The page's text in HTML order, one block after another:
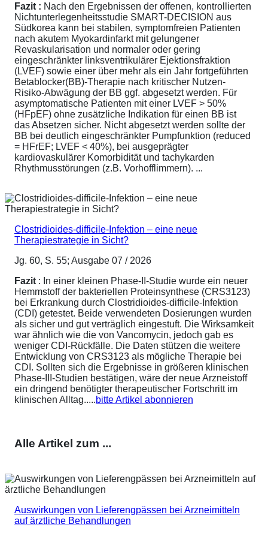
Fazit : Nach den Ergebnissen der offenen, kontrollierten
Nichtunterlegenheitsstudie SMART-DECISION aus
Südkorea kann bei stabilen, symptomfreien Patienten
nach akutem Myokardinfarkt mit gelungener
Revaskularisation und normaler oder gering
eingeschränkter linksventrikulärer Ejektionsfraktion
(LVEF) sowie einer über mehr als ein Jahr fortgeführten
Betablocker(BB)-Therapie nach kritischer Nutzen-
Risiko-Abwägung der BB ggf. abgesetzt werden. Für
asymptomatische Patienten mit einer LVEF > 50%
(HFpEF) ohne zusätzliche Indikation für einen BB ist
das Absetzen sicher. Nicht abgesetzt werden sollte der
BB bei deutlich eingeschränkter Pumpfunktion (reduced
= HFrEF; LVEF < 40%), bei ausgeprägter
kardiovaskulärer Komorbidität und tachykarden
Rhythmusstörungen (z.B. Vorhofflimmern). ...
Clostridioides-difficile-Infektion – eine neue
Therapiestrategie in Sicht?
Jg. 60, S. 55; Ausgabe 07 / 2026
Fazit : In einer kleinen Phase-II-Studie wurde ein neuer
Hemmstoff der bakteriellen Proteinsynthese (CRS3123)
bei Erkrankung durch Clostridioides-difficile-Infektion
(CDI) getestet. Beide verwendeten Dosierungen wurden
als sicher und gut verträglich eingestuft. Die Wirksamkeit
war ähnlich wie die von Vancomycin, jedoch gab es
weniger CDI-Rückfälle. Die Daten stützen die weitere
Entwicklung von CRS3123 als mögliche Therapie bei
CDI. Sollten sich die Ergebnisse in größeren klinischen
Phase-III-Studien bestätigen, wäre der neue Arzneistoff
ein dringend benötigter therapeutischer Fortschritt im
klinischen Alltag.....bitte Artikel abonnieren
Alle Artikel zum ...
Auswirkungen von Lieferengpässen bei Arzneimitteln
auf ärztliche Behandlungen